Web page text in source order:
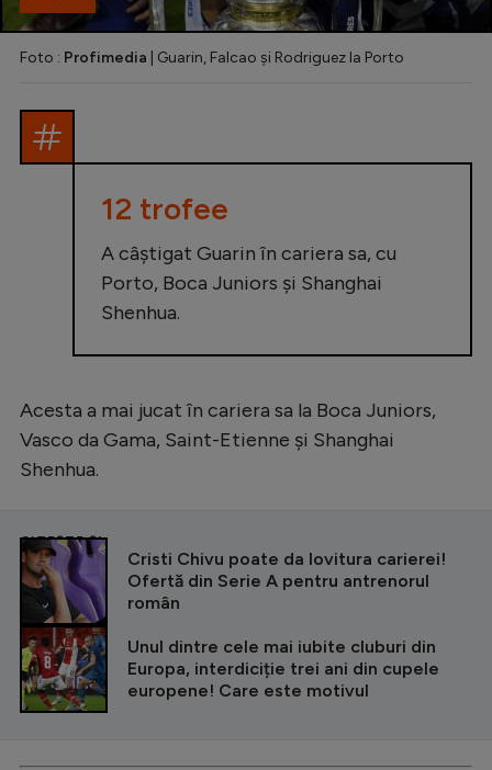
Foto : Profimedia | Guarin, Falcao și Rodriguez la Porto
12 trofee
A câștigat Guarin în cariera sa, cu
Porto, Boca Juniors și Shanghai
Shenhua.
Acesta a mai jucat în cariera sa la Boca Juniors,
Vasco da Gama, Saint-Etienne și Shanghai
Shenhua.
CITEȘTE ȘI
Cristi Chivu poate da lovitura carierei!
Ofertă din Serie A pentru antrenorul
român
Unul dintre cele mai iubite cluburi din
Europa, interdiciție trei ani din cupele
europene! Care este motivul